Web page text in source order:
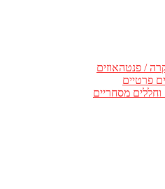
/ פנטהאוזים
פרטיים
מסחריים